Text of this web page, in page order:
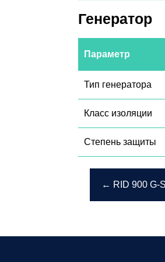
Генератор
Параметр
Тип генератора
Класс изоляции
Степень защиты
записям
← RID 900 G-